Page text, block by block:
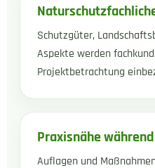
Schutzgüter,
Aspekte werden
Projektbetrachtung
Praxisnähe
Auflagen und